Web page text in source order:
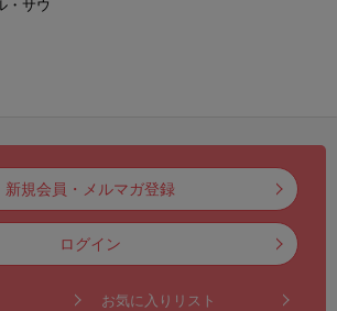
・サウ
新規会員・メルマガ登録
ログイン
お気に入りリスト